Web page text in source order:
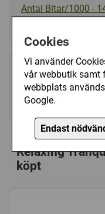
Cookies
Vi använder
vår webbutik samt
webbplats
Google.
Endast
Antal Bitar/1000 -
169 kr
Ej tillgänglig
Personer som
Relaxing
köpt